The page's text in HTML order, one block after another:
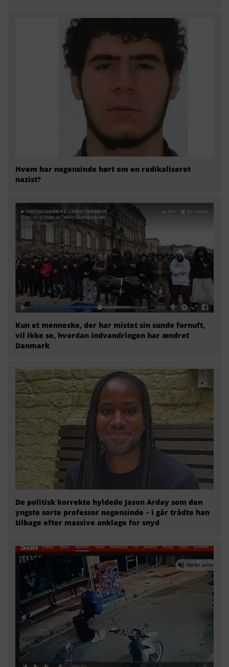
Hvem har nogensinde hørt om en radikaliseret
nazist?
Kun et menneske, der har mistet sin sunde fornuft,
vil ikke se, hvordan indvandringen har ændret
Danmark
De politisk korrekte hyldede Jason Arday som den
yngste sorte professor nogensinde – i går trådte han
tilbage efter massive anklage for snyd